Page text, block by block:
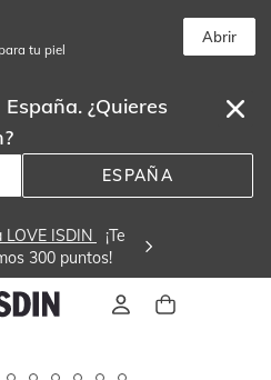
tu piel
Abrir
¿Quieres
ESPAÑA
LOVE ISDIN
¡Te
300 puntos!